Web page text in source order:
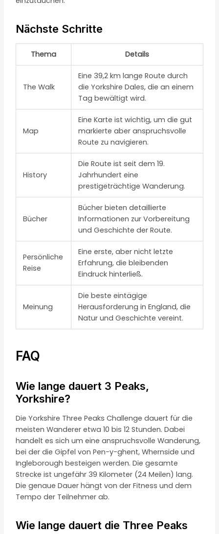
Nächste Schritte
Thema Details
The Walk
Eine 39,2 km lange Route durch
die Yorkshire Dales, die an einem
Tag bewältigt wird.
Map
Eine Karte ist wichtig, um die gut
markierte aber anspruchsvolle
Route zu navigieren.
History
Die Route ist seit dem 19.
Jahrhundert eine
prestigeträchtige Wanderung.
Bücher
Bücher bieten detaillierte
Informationen zur Vorbereitung
und Geschichte der Route.
Persönliche
Reise
Eine erste, aber nicht letzte
Erfahrung, die bleibenden
Eindruck hinterließ.
Meinung
Die beste eintägige
Herausforderung in England, die
Natur und Geschichte vereint.
FAQ
Wie lange dauert 3 Peaks,
Yorkshire?
Die Yorkshire Three Peaks Challenge dauert für die
meisten Wanderer etwa 10 bis 12 Stunden. Dabei
handelt es sich um eine anspruchsvolle Wanderung,
bei der die Gipfel von Pen-y-ghent, Whernside und
Ingleborough besteigen werden. Die gesamte
Strecke ist ungefähr 39 Kilometer (24 Meilen) lang.
Die genaue Dauer hängt von der Fitness und dem
Tempo der Teilnehmer ab.
Wie lange dauert die Three Peaks